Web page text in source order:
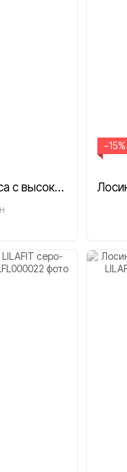
Лосины Пуш Ап для фитнеса с высокой талией LILAFIT розовые размер S
−15%